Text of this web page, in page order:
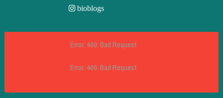
bioblogs
Error: 400: Bad Request
Error: 400: Bad Request